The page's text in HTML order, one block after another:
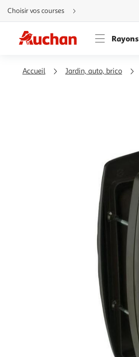
Aller
directement
au
Aller
directement
à
Aller
directement
Choisir vos courses
Rayons
Accueil Jardin, auto, brico